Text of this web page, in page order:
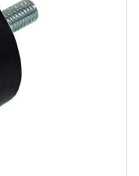
Tek Yüzü
Kendinden